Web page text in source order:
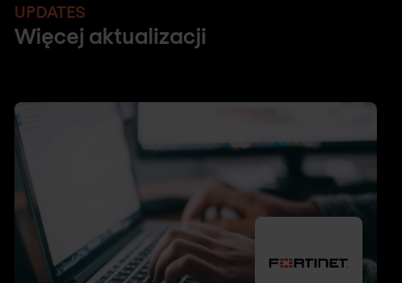
UPDATES
Więcej aktualizacji